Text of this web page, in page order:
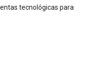
tecnológicas para